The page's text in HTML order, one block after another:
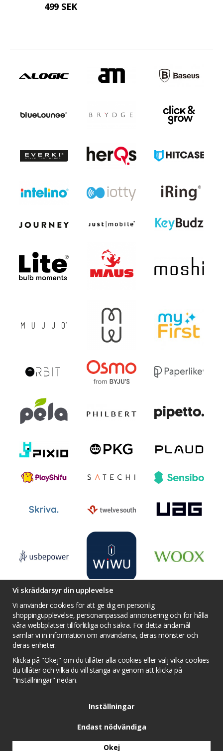
499 SEK
Villkor Kontakta oss
Facebook
Twitter
YouTube
Prisjakt
Integritets sekretesspolicy
Tävlingsvillkor
Om cookies
Cookie inställningar
Vi skräddarsyr din upplevelse
Vi använder cookies för att ge dig en personlig
shoppingupplevelse, personanpassad annonsering och för hålla
våra webbplatser tillförlitliga och säkra. För detta ändamål
samlar vi in information om användarna, deras mönster och
deras enheter.
Klicka på "Okej" om du tillåter alla cookies eller välj vilka cookies
du tillåter och vilka du vill stänga av genom att klicka på
"Inställningar" nedan.
Inställningar
Endast nödvändiga
Okej